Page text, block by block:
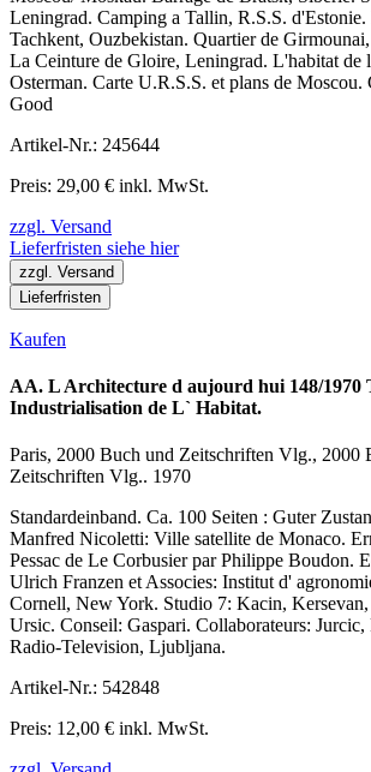
Leningrad. Camping a Tallin, R.S.S. d'Estonie.
Tachkent, Ouzbekistan. Quartier de
La Ceinture de Gloire, Leningrad. L'habitat de
Osterman. Carte U.R.S.S. et plans de Moscou.
Good
Artikel-Nr.: 245644
Preis: 29,00 € inkl. MwSt.
zzgl. Versand
Lieferfristen siehe hier
zzgl. Versand
Lieferfristen
Kaufen
AA. L Architecture d aujourd hui 148/1970
Industrialisation de L` Habitat.
Paris, 2000 Buch und Zeitschriften Vlg., 2000
Zeitschriften Vlg.. 1970
Standardeinband. Ca. 100 Seiten : Guter
Manfred Nicoletti: Ville satellite de Monaco.
Pessac de Le Corbusier par Philippe Boudon.
Ulrich Franzen et Associes: Institut d'
Cornell, New York. Studio 7: Kacin, Kersevan,
Ursic. Conseil: Gaspari. Collaborateurs:
Radio-Television, Ljubljana.
Artikel-Nr.: 542848
Preis: 12,00 € inkl. MwSt.